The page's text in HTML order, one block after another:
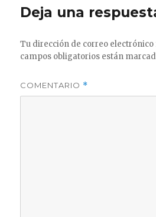
Deja una
Tu dirección de correo electrónico
campos obligatorios están
COMENTARIO *